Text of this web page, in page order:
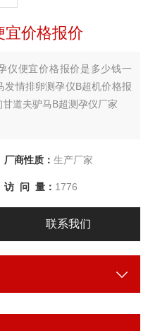
宜价格报价
仪便宜价格报价是多少钱一
发情排卵测孕仪B超机价格报
道夫驴马B超测孕仪厂家
厂商性质： 生产厂家
访 问 量： 1776
联系我们